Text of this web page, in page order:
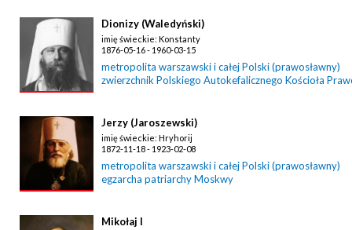
Dionizy (Waledyński)
imię świeckie: Konstanty
1876-05-16 - 1960-03-15
metropolita warszawski i całej Polski (prawosławny)
zwierzchnik Polskiego Autokefalicznego Kościoła
Jerzy (Jaroszewski)
imię świeckie: Hryhorij
1872-11-18 - 1923-02-08
metropolita warszawski i całej Polski (prawosławny)
egzarcha patriarchy Moskwy
Mikołaj I